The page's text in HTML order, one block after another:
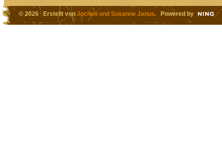
© 2026 Erstellt vonJochen und Susanne Janus. Powered by